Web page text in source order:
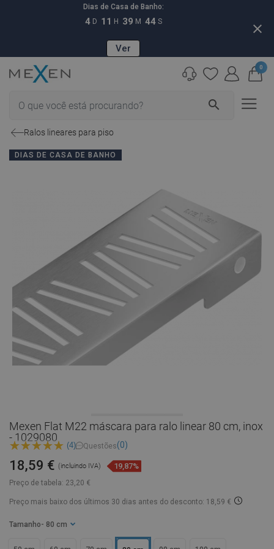
Dias de Casa de Banho:
4 D 11 H 39 M 43 S
Ver
close
search
0
Ralos lineares para piso
DIAS DE CASA DE BANHO
Mexen Flat M22 máscara para ralo linear 80 cm, inox
- 1029080
(4) Questões(0)
Preço de tabela: 23,20 €
18,59 € (incluindo IVA) 19,87%
Preço mais baixo dos últimos 30 dias antes do desconto: 18,59 €
Tamanho - 80 cm